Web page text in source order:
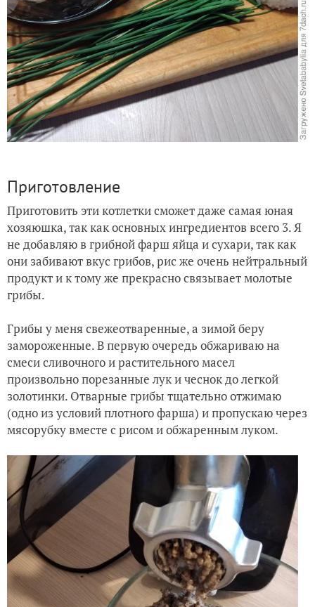
Приготовление
Приготовить эти котлетки сможет даже самая юная
хозяюшка, так как основных ингредиентов всего 3. Я
не добавляю в грибной фарш яйца и сухари, так как
они забивают вкус грибов, рис же очень нейтральный
продукт и к тому же прекрасно связывает молотые
грибы.
Грибы у меня свежеотваренные, а зимой беру
замороженные. В первую очередь обжариваю на
смеси сливочного и растительного масел
произвольно порезанные лук и чеснок до легкой
золотинки. Отварные грибы тщательно отжимаю
(одно из условий плотного фарша) и пропускаю через
мясорубку вместе с рисом и обжаренным луком.